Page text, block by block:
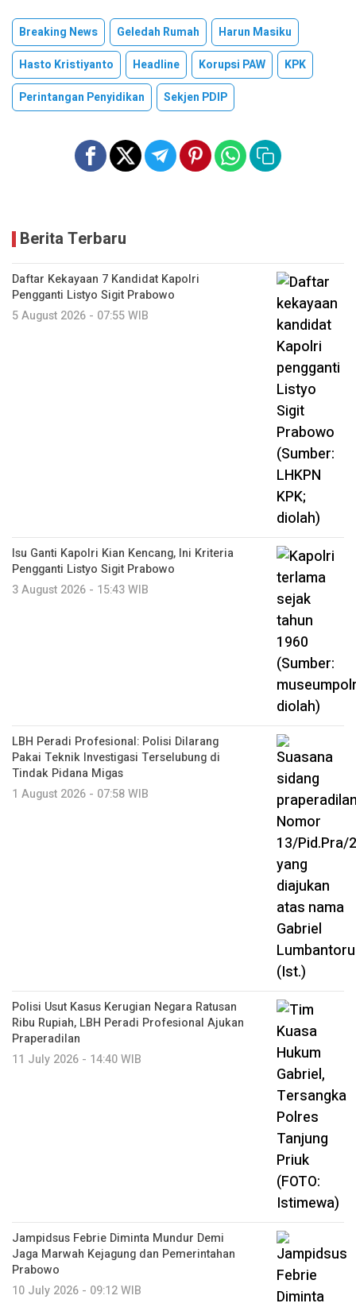
Breaking News Geledah Rumah
Harun Masiku
Hasto Kristiyanto
Headline Korupsi PAW
KPK
Perintangan Penyidikan
Sekjen PDIP
Berita Terbaru
Daftar Kekayaan 7 Kandidat Kapolri
Pengganti Listyo Sigit Prabowo
5 August 2026 - 07:55 WIB
Isu Ganti Kapolri Kian Kencang, Ini Kriteria
Pengganti Listyo Sigit Prabowo
3 August 2026 - 15:43 WIB
LBH Peradi Profesional: Polisi Dilarang
Pakai Teknik Investigasi Terselubung di
Tindak Pidana Migas
1 August 2026 - 07:58 WIB
Polisi Usut Kasus Kerugian Negara Ratusan
Ribu Rupiah, LBH Peradi Profesional Ajukan
Praperadilan
11 July 2026 - 14:40 WIB
Jampidsus Febrie Diminta Mundur Demi
Jaga Marwah Kejagung dan Pemerintahan
Prabowo
10 July 2026 - 09:12 WIB